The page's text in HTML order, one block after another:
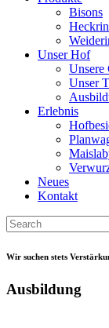
Bisons
Unser Hof
Unsere
Unser
Erlebnis
Neues
Kontakt
Wir suchen stets
Ausbildung